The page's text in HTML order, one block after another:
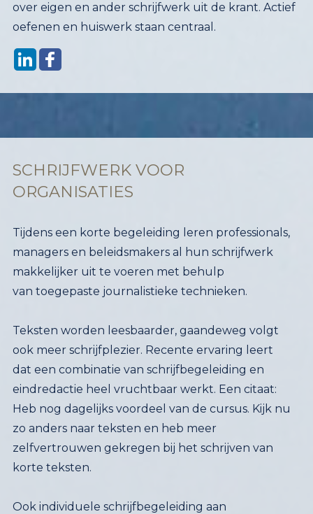
over eigen en ander schrijfwerk uit de krant. Actief
oefenen en huiswerk staan centraal.
SCHRIJFWERK VOOR
ORGANISATIES
Tijdens een korte begeleiding leren professionals,
managers en beleidsmakers al hun schrijfwerk
makkelijker uit te voeren met behulp
van toegepaste journalistieke technieken.
Teksten worden leesbaarder, gaandeweg volgt
ook meer schrijfplezier. Recente ervaring leert
dat een combinatie van schrijfbegeleiding en
eindredactie heel vruchtbaar werkt. Een citaat:
Heb nog dagelijks voordeel van de cursus. Kijk nu
zo anders naar teksten en heb meer
zelfvertrouwen gekregen bij het schrijven van
korte teksten.
Ook individuele schrijfbegeleiding aan